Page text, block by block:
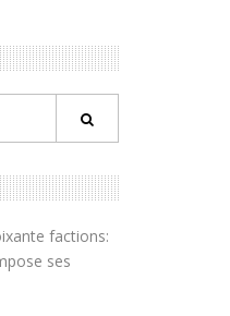
factions:
ses